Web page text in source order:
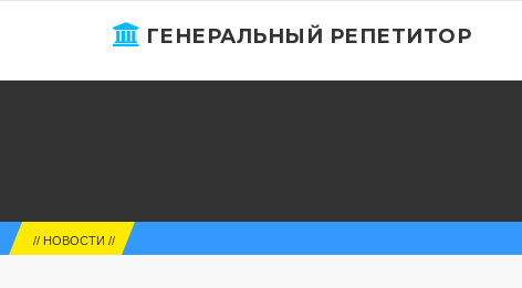
ГЕНЕРАЛЬНЫЙ РЕПЕТИТОР
// НОВОСТИ //